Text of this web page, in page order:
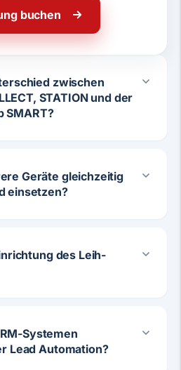
buchen
zwischen
STATION und der
SMART?
Geräte gleichzeitig
einsetzen?
des Leih-
Systemen
Lead Automation?